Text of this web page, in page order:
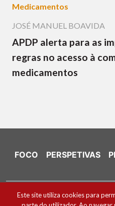
Medicamentos
JOSÉ MANUEL BOAVIDA
APDP alerta para as
regras no acesso à
medicamentos
FOCO PERSPETIVAS
Ficha Técnica e Estatuto
Este site utiliza cookies para